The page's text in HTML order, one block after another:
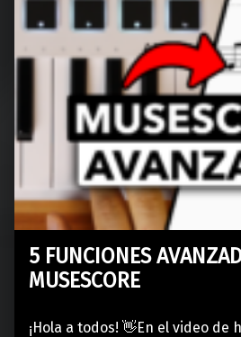
5 FUNCIONES
MUSESCORE
¡Hola a todos! 👋En el video de